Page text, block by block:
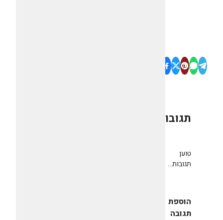
תגובות
טוען
תגובות...
הוספת
תגובה